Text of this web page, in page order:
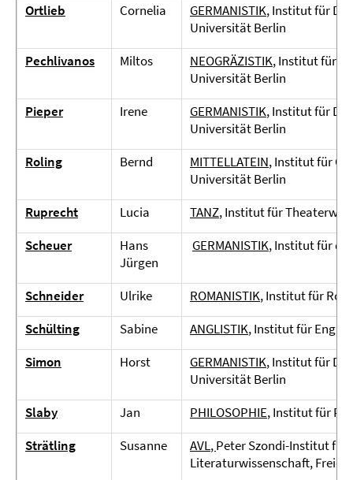
Ortlieb
Cornelia GERMANISTIK, Institut für
Universität Berlin
Pechlivanos
Miltos NEOGRÄZISTIK, Institut für
Universität Berlin
Pieper
Irene GERMANISTIK, Institut für
Universität Berlin
Roling
Bernd MITTELLATEIN, Institut für
Universität Berlin
Ruprecht
Lucia TANZ, Institut für
Scheuer
Hans
Jürgen
GERMANISTIK, Institut für
Schneider Ulrike ROMANISTIK, Institut für
Schülting
Sabine ANGLISTIK, Institut für
Simon
Horst GERMANISTIK, Institut für
Universität Berlin
Slaby
Jan PHILOSOPHIE, Institut für
Strätling
Susanne AVL,Peter Szondi-Institut für
Literaturwissenschaft, Freie